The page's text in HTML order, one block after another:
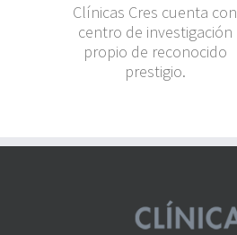
Clínicas Cres cuenta con
centro de investigación
propio de reconocido
prestigio.